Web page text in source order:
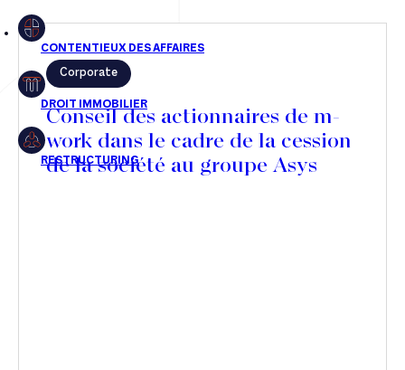
Droit immobilier
Restructuring
Article
Corporate
Conseil des actionnaires de m-
work dans le cadre de la cession
de la société au groupe Asys